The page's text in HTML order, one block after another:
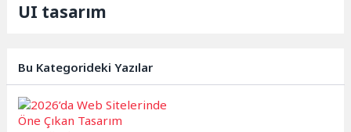
UI tasarım
Bu Kategorideki Yazılar